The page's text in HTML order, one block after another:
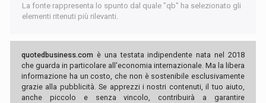
La fonte rappresenta lo spunto dal quale "qb" ha selezionato gli
elementi ritenuti più rilevanti.
quotedbusiness.com è una testata indipendente nata nel 2018
che guarda in particolare all'economia internazionale. Ma la libera
informazione ha un costo, che non è sostenibile esclusivamente
grazie alla pubblicità. Se apprezzi i nostri contenuti, il tuo aiuto,
anche piccolo e senza vincolo, contribuirà a garantire